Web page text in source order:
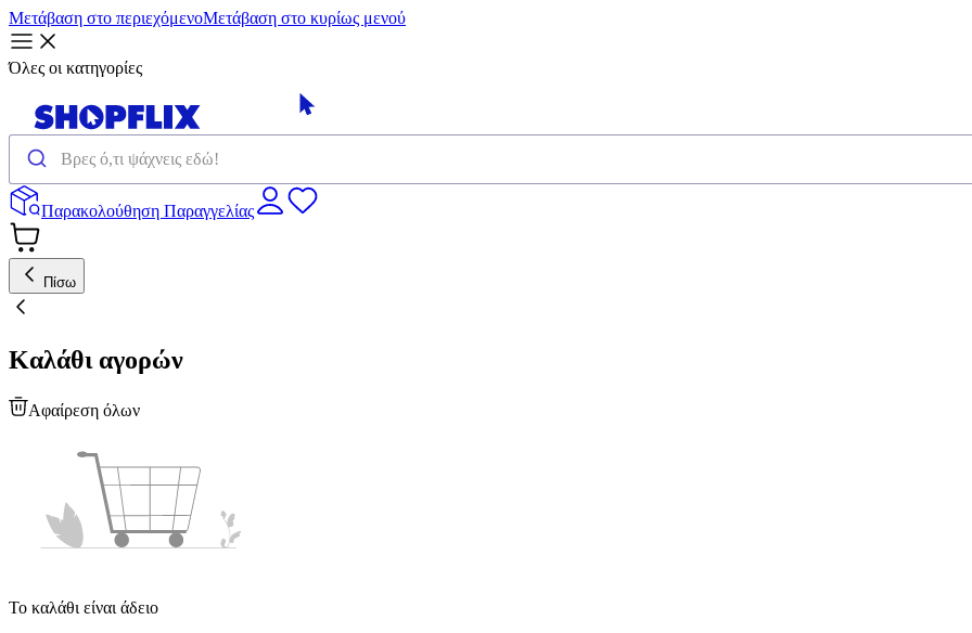
Μετάβαση στο περιεχόμενοΜετάβαση στο κυρίως μενού
Όλες οι κατηγορίες
Παρακολούθηση Παραγγελίας
Πίσω
Καλάθι αγορών
Αφαίρεση όλων
Το καλάθι είναι άδειο